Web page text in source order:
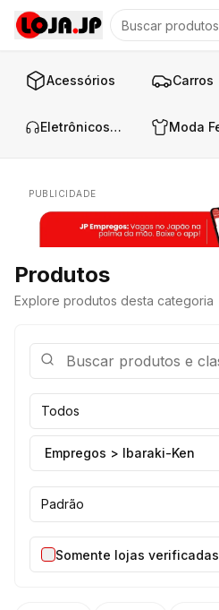
Acessórios Carros
Eletrônicos e Áudio
PUBLICIDADE
Produtos
Explore produtos desta categoria
Todos
Empregos > Ibaraki-Ken
Padrão
Somente lojas verificadas